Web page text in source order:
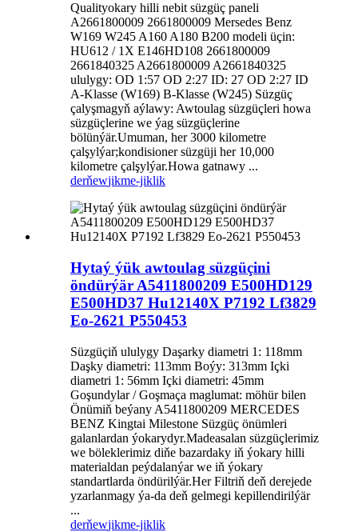
Qualityokary hilli nebit süzgüç paneli
A2661800009 2661800009 Mersedes Benz
W169 W245 A160 A180 B200 modeli üçin:
HU612 / 1X E146HD108 2661800009
2661840325 A2661800009 A2661840325
ululygy: OD 1:57 OD 2:27 ID: 27 OD 2:27 ID
A-Klasse (W169) B-Klasse (W245) Süzgüç
çalyşmagyň aýlawy: Awtoulag süzgüçleri howa
süzgüçlerine we ýag süzgüçlerine
bölünýär.Umuman, her 3000 kilometre
çalşylýar;kondisioner süzgüji her 10,000
kilometre çalşylýar.Howa gatnawy ...
derňewjikme-jiklik
Hytaý ýük awtoulag süzgüçini
öndürýär A5411800209 E500HD129
E500HD37 Hu12140X P7192 Lf3829
Eo-2621 P550453
Süzgüçiň ululygy Daşarky diametri 1: 118mm
Daşky diametri: 113mm Boýy: 313mm Içki
diametri 1: 56mm Içki diametri: 45mm
Goşundylar / Goşmaça maglumat: möhür bilen
Önümiň beýany A5411800209 MERCEDES
BENZ Kingtai Milestone Süzgüç önümleri
galanlardan ýokarydyr.Madeasalan süzgüçlerimiz
we böleklerimiz diňe bazardaky iň ýokary hilli
materialdan peýdalanýar we iň ýokary
standartlarda öndürilýär.Her Filtriň deň derejede
yzarlanmagy ýa-da deň gelmegi kepillendirilýär
...
derňewjikme-jiklik